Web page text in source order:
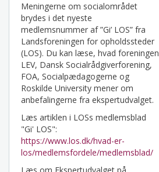
Meningerne om socialområdet
brydes i det nyeste
medlemsnummer af ”Gi’ LOS” fra
Landsforeningen for opholdssteder
(LOS). Du kan læse, hvad foreningen
LEV, Dansk Socialrådgiverforening,
FOA, Socialpædagogerne og
Roskilde University mener om
anbefalingerne fra ekspertudvalget.
Læs artiklen i LOSs medlemsblad
"Gi' LOS":
https://www.los.dk/hvad-er-
los/medlemsfordele/medlemsblad/